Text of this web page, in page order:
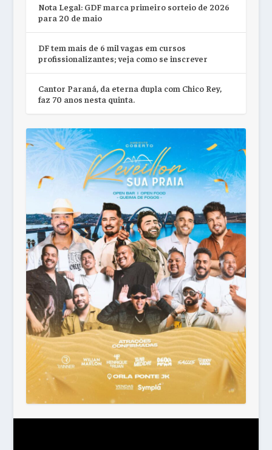
Nota Legal: GDF marca primeiro sorteio de 2026
para 20 de maio
DF tem mais de 6 mil vagas em cursos
profissionalizantes; veja como se inscrever
Cantor Paraná, da eterna dupla com Chico Rey,
faz 70 anos nesta quinta.